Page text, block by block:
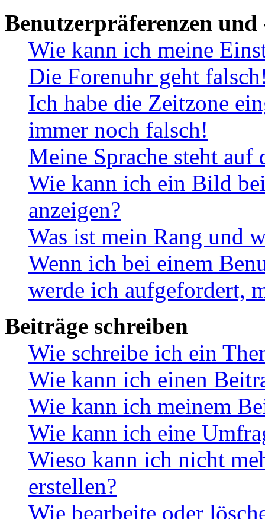
Benutzerpräferenzen und
Wie kann ich meine
Die Forenuhr geht
Ich habe die Zeitzone
immer noch falsch!
Meine Sprache steht
Wie kann ich ein Bild
anzeigen?
Was ist mein Rang und
Wenn ich bei einem
werde ich aufgefordert,
Beiträge schreiben
Wie schreibe ich ein
Wie kann ich einen
Wie kann ich meinem
Wie kann ich eine
Wieso kann ich nicht
erstellen?
Wie bearbeite oder